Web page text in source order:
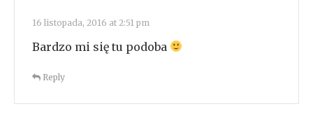
16 listopada, 2016 at 2:51 pm
Bardzo mi się tu podoba
Reply